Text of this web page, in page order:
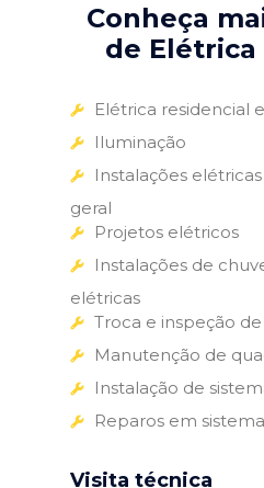
Conheça
de Elétrica
Elétrica residencial
Iluminação
Instalações
geral
Projetos elétricos
Instalações de
elétricas
Troca e inspeção
Manutenção de
Instalação de
Reparos em
Visita técnica